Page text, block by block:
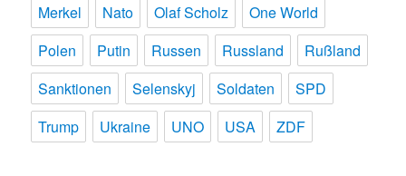
Merkel
Nato Olaf Scholz
One World
Polen
Putin Russen Russland
Rußland
Sanktionen
Selenskyj Soldaten
SPD
Trump
Ukraine UNO USA ZDF